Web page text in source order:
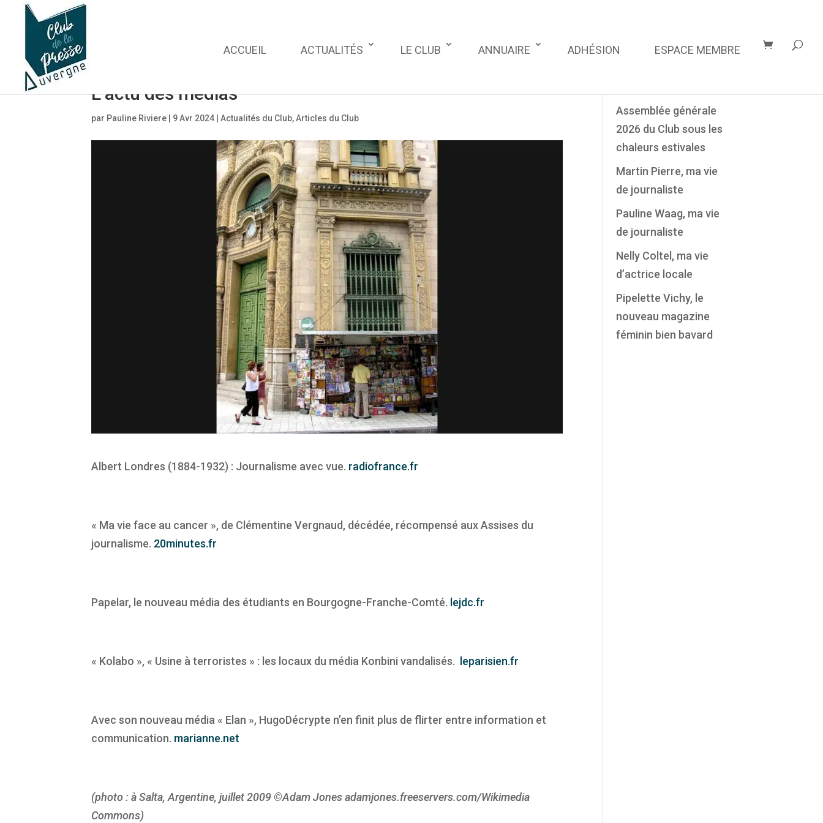
ACCUEIL ACTUALITÉS LE CLUB ANNUAIRE ADHÉSION ESPACE MEMBRE
L’actu des médias
par Pauline Riviere 9 Avr 2024 |Actualités du Club,Articles du Club
Albert Londres (1884-1932) : Journalisme avec vue. radiofrance.fr
« Ma vie face au cancer », de Clémentine Vergnaud, décédée, récompensé aux Assises du
journalisme. 20minutes.fr
Papelar, le nouveau média des étudiants en Bourgogne-Franche-Comté. lejdc.fr
« Kolabo », « Usine à terroristes » : les locaux du média Konbini vandalisés. leparisien.fr
Avec son nouveau média « Elan », HugoDécrypte n’en finit plus de flirter entre information et
communication. marianne.net
(photo : à Salta, Argentine, juillet 2009 ©Adam Jones adamjones.freeservers.com/Wikimedia
Commons)
Assemblée générale
2026 du Club sous les
chaleurs estivales
Martin Pierre, ma vie
de journaliste
Pauline Waag, ma vie
de journaliste
Nelly Coltel, ma vie
d’actrice locale
Pipelette Vichy, le
nouveau magazine
féminin bien bavard